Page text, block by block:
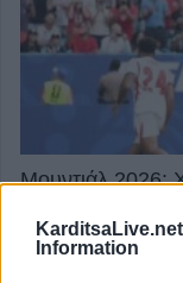
Information
Μουντιάλ 2026:
19 Ιουλίου 2026, 02:05